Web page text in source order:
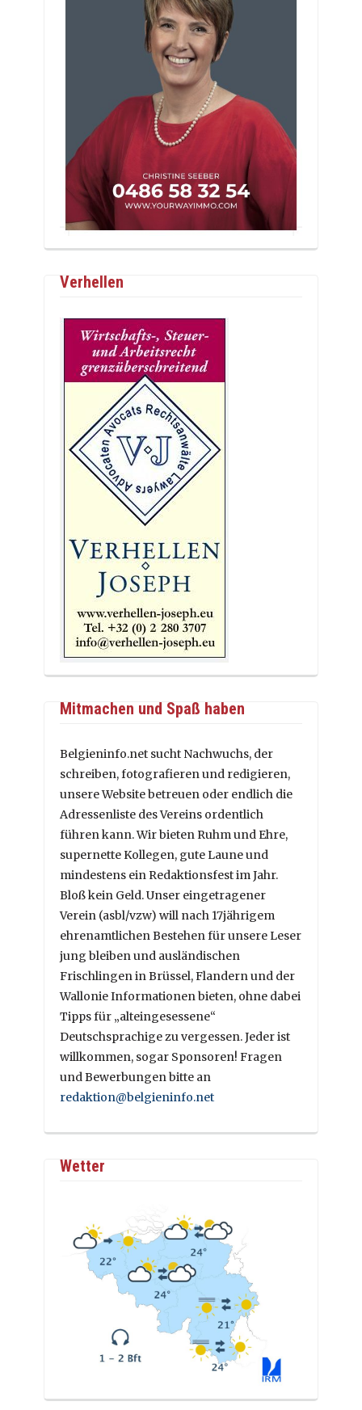
Verhellen
Mitmachen und Spaß haben
Belgieninfo.net sucht Nachwuchs, der
schreiben, fotografieren und redigieren,
unsere Website betreuen oder endlich die
Adressenliste des Vereins ordentlich
führen kann. Wir bieten Ruhm und Ehre,
supernette Kollegen, gute Laune und
mindestens ein Redaktionsfest im Jahr.
Bloß kein Geld. Unser eingetragener
Verein (asbl/vzw) will nach 17jährigem
ehrenamtlichen Bestehen für unsere Leser
jung bleiben und ausländischen
Frischlingen in Brüssel, Flandern und der
Wallonie Informationen bieten, ohne dabei
Tipps für „alteingesessene“
Deutschsprachige zu vergessen. Jeder ist
willkommen, sogar Sponsoren! Fragen
und Bewerbungen bitte an
redaktion@belgieninfo.net
Wetter